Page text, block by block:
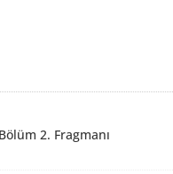
2. Fragmanı